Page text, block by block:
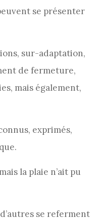
se présenter
sur-adaptation,
de fermeture,
mais également,
exprimés,
la plaie n’ait pu
se referment